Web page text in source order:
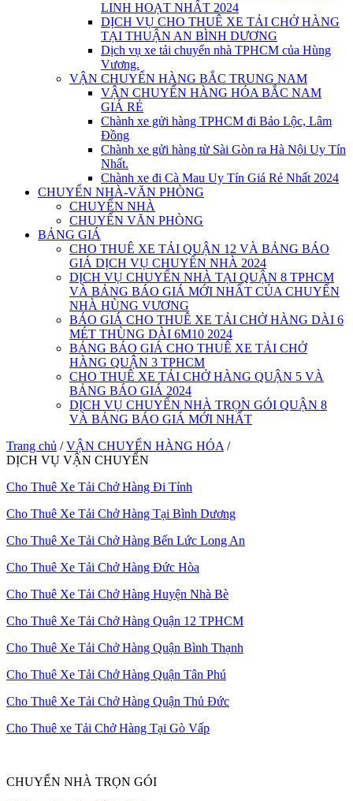
LINH HOẠT NHẤT 2024
DỊCH VỤ CHO THUÊ XE TẢI CHỞ HÀNG
TẠI THUẬN AN BÌNH DƯƠNG
Dịch vụ xe tải chuyển nhà TPHCM của Hùng
Vương.
VẬN CHUYỂN HÀNG BẮC TRUNG NAM
VẬN CHUYỂN HÀNG HÓA BẮC NAM
GIÁ RẺ
Chành xe gửi hàng TPHCM đi Bảo Lộc, Lâm
Đồng
Chành xe gửi hàng từ Sài Gòn ra Hà Nội Uy Tín
Nhất.
Chành xe đi Cà Mau Uy Tín Giá Rẻ Nhất 2024
CHUYỂN NHÀ-VĂN PHÒNG
CHUYỂN NHÀ
CHUYỂN VĂN PHÒNG
BẢNG GIÁ
CHO THUÊ XE TẢI QUẬN 12 VÀ BẢNG BÁO
GIÁ DỊCH VỤ CHUYỂN NHÀ 2024
DỊCH VỤ CHUYỂN NHÀ TẠI QUẬN 8 TPHCM
VÀ BẢNG BÁO GIÁ MỚI NHẤT CỦA CHUYỂN
NHÀ HÙNG VƯƠNG
BÁO GIÁ CHO THUÊ XE TẢI CHỞ HÀNG DÀI 6
MÉT THÙNG DÀI 6M10 2024
BẢNG BÁO GIÁ CHO THUÊ XE TẢI CHỞ
HÀNG QUẬN 3 TPHCM
CHO THUÊ XE TẢI CHỞ HÀNG QUẬN 5 VÀ
BẢNG BÁO GIÁ 2024
DỊCH VỤ CHUYỂN NHÀ TRỌN GÓI QUẬN 8
VÀ BẢNG BÁO GIÁ MỚI NHẤT
Trang chủ / VẬN CHUYỂN HÀNG HÓA /
DỊCH VỤ VẬN CHUYỂN
Cho Thuê Xe Tải Chở Hàng Đi Tỉnh
Cho Thuê Xe Tải Chở Hàng Tại Bình Dương
Cho Thuê Xe Tải Chở Hàng Bến Lức Long An
Cho Thuê Xe Tải Chở Hàng Đức Hòa
Cho Thuê Xe Tải Chở Hàng Huyện Nhà Bè
Cho Thuê Xe Tải Chở Hàng Quận 12 TPHCM
Cho Thuê Xe Tải Chở Hàng Quận Bình Thạnh
Cho Thuê Xe Tải Chở Hàng Quận Tân Phú
Cho Thuê Xe Tải Chở Hàng Quận Thủ Đức
Cho Thuê xe Tải Chở Hàng Tại Gò Vấp
CHUYỂN NHÀ TRỌN GÓI